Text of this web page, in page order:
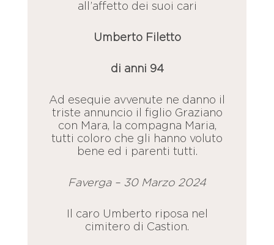
all’affetto dei suoi cari
Umberto Filetto
di anni 94
Ad esequie avvenute ne danno il
triste annuncio il figlio Graziano
con Mara, la compagna Maria,
tutti coloro che gli hanno voluto
bene ed i parenti tutti.
Faverga – 30 Marzo 2024
Il caro Umberto riposa nel
cimitero di Castion.